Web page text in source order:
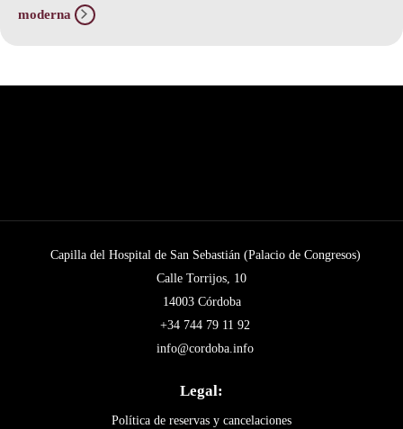
moderna
Capilla del Hospital de San Sebastián (Palacio de Congresos)
Calle Torrijos, 10
14003 Córdoba
+34 744 79 11 92
info@cordoba.info
Legal:
Política de reservas y cancelaciones